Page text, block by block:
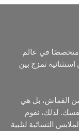
متخصصًا في عالم
تمزج بين
القماش، بل هي
لذلك، نقوم
النسائية لتلبية